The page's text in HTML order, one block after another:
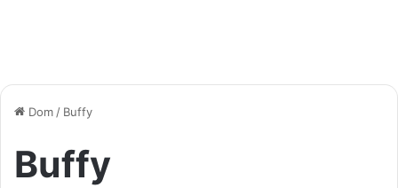
Dom/ Buffy
Buffy